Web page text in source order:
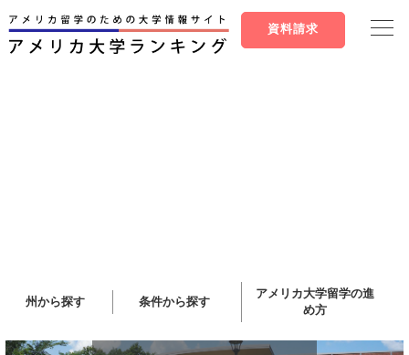
資料請求
州から探す 条件から探す
アメリカ大学留学の進
め方